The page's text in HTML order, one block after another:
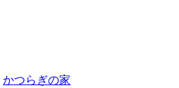
かつらぎの家